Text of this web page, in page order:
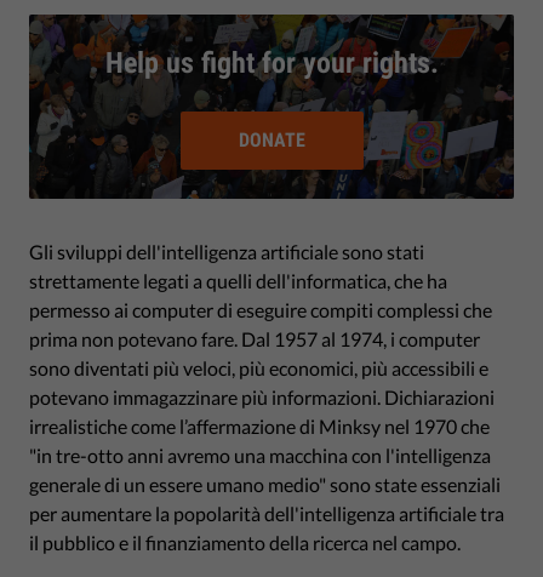
Help us fight for your rights.
DONATE
Gli sviluppi dell'intelligenza artificiale sono stati
strettamente legati a quelli dell'informatica, che ha
permesso ai computer di eseguire compiti complessi che
prima non potevano fare. Dal 1957 al 1974, i computer
sono diventati più veloci, più economici, più accessibili e
potevano immagazzinare più informazioni. Dichiarazioni
irrealistiche come l’affermazione di Minksy nel 1970 che
"in tre-otto anni avremo una macchina con l'intelligenza
generale di un essere umano medio" sono state essenziali
per aumentare la popolarità dell'intelligenza artificiale tra
il pubblico e il finanziamento della ricerca nel campo.